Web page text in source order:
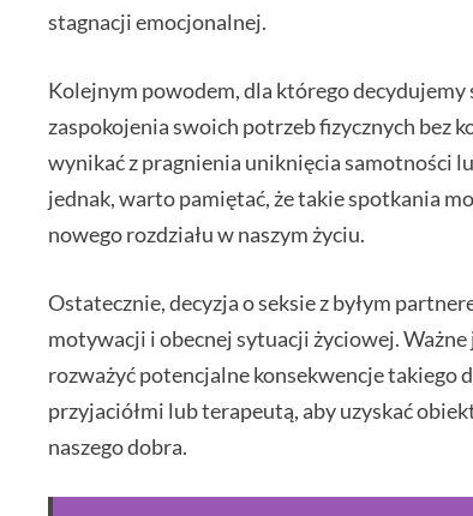
stagnacji emocjonalnej.
Kolejnym powodem, dla którego decydujemy
zaspokojenia swoich potrzeb fizycznych bez
wynikać z pragnienia uniknięcia samotności
jednak, warto pamiętać, że takie spotkania
nowego rozdziału w naszym życiu.
Ostatecznie, decyzja o seksie z byłym
motywacji i obecnej sytuacji życiowej. Ważne
rozważyć potencjalne konsekwencje takiego
przyjaciółmi lub terapeutą, aby uzyskać
naszego dobra.